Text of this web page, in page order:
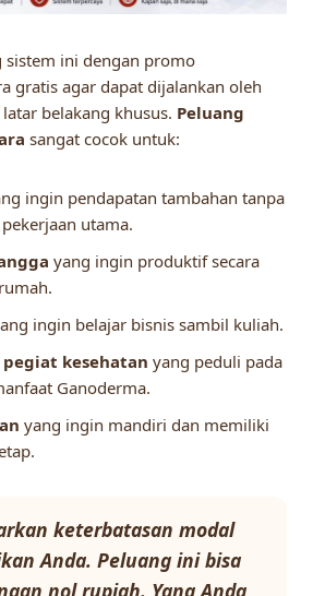
sistem ini dengan promo
gratis agar dapat dijalankan oleh
belakang khusus. Peluang
sangat cocok untuk:
ingin pendapatan tambahan tanpa
utama.
yang ingin produktif secara
ingin belajar bisnis sambil kuliah.
kesehatan yang peduli pada
Ganoderma.
yang ingin mandiri dan memiliki
keterbatasan modal
Anda. Peluang ini bisa